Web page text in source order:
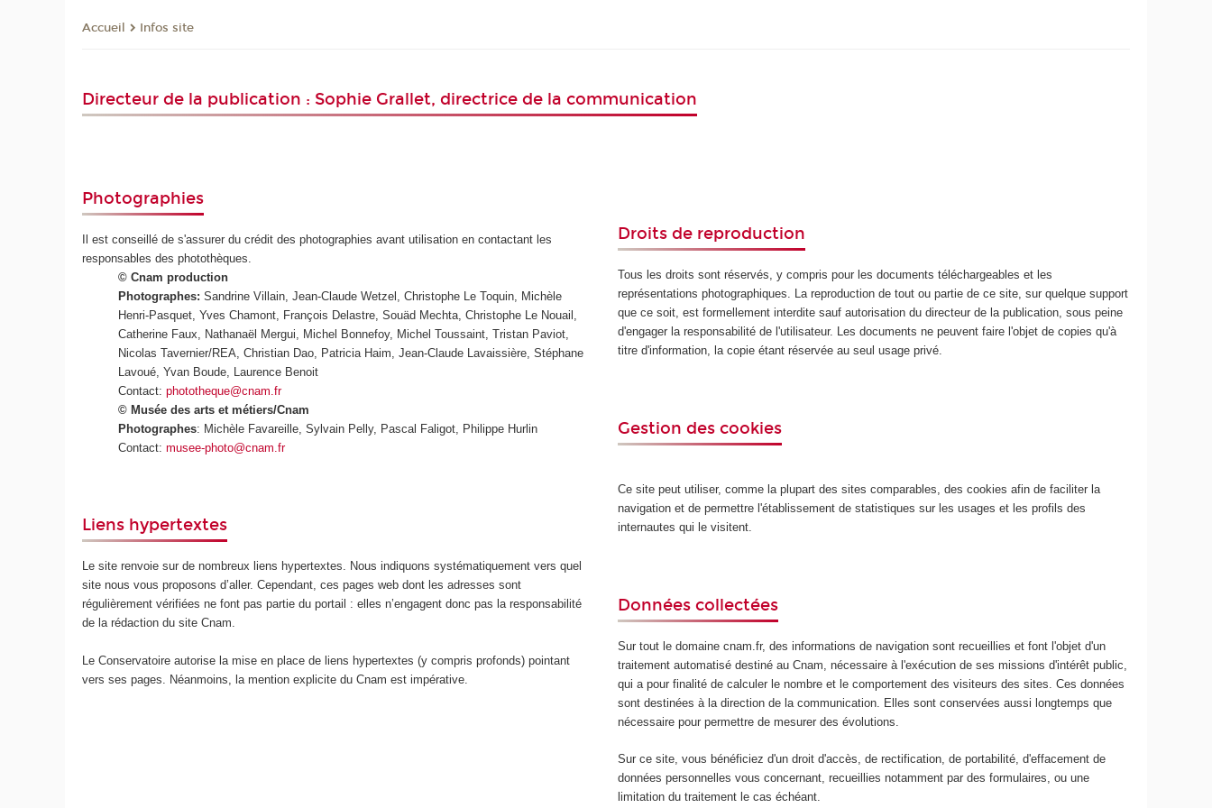
Accueil Infos site
Directeur de la publication : Sophie Grallet, directrice de la communication
Photographies
Il est conseillé de s'assurer du crédit des photographies avant utilisation en contactant les
responsables des photothèques.
© Cnam production
Photographes: Sandrine Villain, Jean-Claude Wetzel, Christophe Le Toquin, Michèle
Henri-Pasquet, Yves Chamont, François Delastre, Souäd Mechta, Christophe Le Nouail,
Catherine Faux, Nathanaël Mergui, Michel Bonnefoy, Michel Toussaint, Tristan Paviot,
Nicolas Tavernier/REA, Christian Dao, Patricia Haim, Jean-Claude Lavaissière, Stéphane
Lavoué, Yvan Boude, Laurence Benoit
Contact:phototheque@cnam.fr
© Musée des arts et métiers/Cnam
Photographes: Michèle Favareille, Sylvain Pelly, Pascal Faligot, Philippe Hurlin
Contact:musee-photo@cnam.fr
Liens hypertextes
Le site renvoie sur de nombreux liens hypertextes. Nous indiquons systématiquement vers quel
site nous vous proposons d’aller. Cependant, ces pages web dont les adresses sont
régulièrement vérifiées ne font pas partie du portail : elles n’engagent donc pas la responsabilité
de la rédaction du site Cnam.
Le Conservatoire autorise la mise en place de liens hypertextes (y compris profonds) pointant
vers ses pages. Néanmoins, la mention explicite du Cnam est impérative.
Droits de reproduction
Tous les droits sont réservés, y compris pour les documents téléchargeables et les
représentations photographiques. La reproduction de tout ou partie de ce site, sur quelque support
que ce soit, est formellement interdite sauf autorisation du directeur de la publication, sous peine
d'engager la responsabilité de l'utilisateur. Les documents ne peuvent faire l'objet de copies qu'à
titre d'information, la copie étant réservée au seul usage privé.
Gestion des cookies
Ce site peut utiliser, comme la plupart des sites comparables, des cookies afin de faciliter la
navigation et de permettre l'établissement de statistiques sur les usages et les profils des
internautes qui le visitent.
Données collectées
Sur tout le domaine cnam.fr, des informations de navigation sont recueillies et font l'objet d'un
traitement automatisé destiné au Cnam, nécessaire à l'exécution de ses missions d'intérêt public,
qui a pour finalité de calculer le nombre et le comportement des visiteurs des sites. Ces données
sont destinées à la direction de la communication. Elles sont conservées aussi longtemps que
nécessaire pour permettre de mesurer des évolutions.
Sur ce site, vous bénéficiez d'un droit d'accès, de rectification, de portabilité, d'effacement de
données personnelles vous concernant, recueillies notamment par des formulaires, ou une
limitation du traitement le cas échéant.